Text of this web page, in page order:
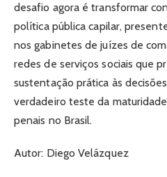
desafio agora é transformar
política pública capilar,
nos gabinetes de juízes de
redes de serviços sociais que
sustentação prática às
verdadeiro teste da
penais no Brasil.
Autor: Diego Velázquez